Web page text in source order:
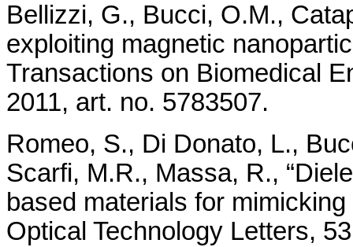
Bellizzi, G., Bucci, O.M.,
exploiting magnetic
Transactions on Biomedical
2011, art. no. 5783507.
Romeo, S., Di Donato, L.,
Scarfi, M.R., Massa, R.,
based materials for
Optical Technology Letters,